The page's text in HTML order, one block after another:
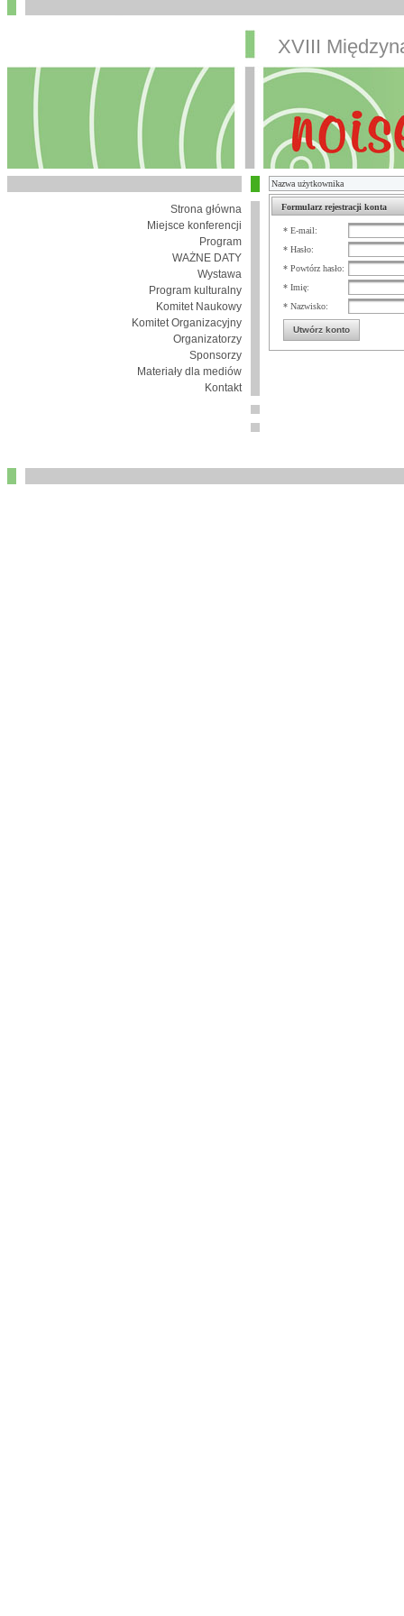
XVIII
Strona główna
Miejsce konferencji
Program
WAŻNE DATY
Wystawa
Program kulturalny
Komitet Naukowy
Komitet Organizacyjny
Organizatorzy
Sponsorzy
Materiały dla mediów
Kontakt
Formularz rejestracji konta
* E-mail:
* Hasło:
* Powtórz hasło:
* Imię:
* Nazwisko:
Utwórz konto